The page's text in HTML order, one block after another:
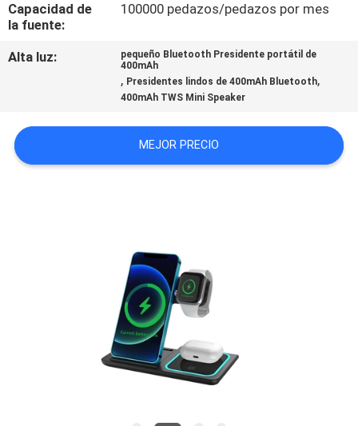
ÉNTRENOS
EN
CONTACTO
PIDA
Capacidad de
la fuente:
100000 pedazos/pedazos por mes
Alta luz:
pequeño Bluetooth Presidente portátil de
400mAh
, Presidentes lindos de 400mAh Bluetooth,
400mAh TWS Mini Speaker
MEJOR PRECIO